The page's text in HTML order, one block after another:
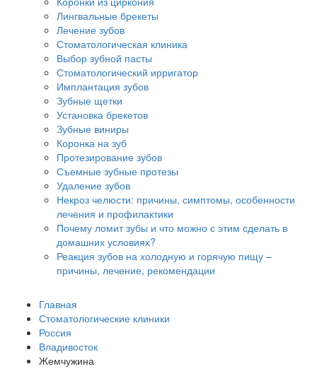
Лингвальные брекеты
Лечение зубов
Стоматологическая клиника
Выбор зубной пасты
Стоматологический ирригатор
Имплантация зубов
Зубные щетки
Установка брекетов
Зубные виниры
Коронка на зуб
Протезирование зубов
Съемные зубные протезы
Удаление зубов
Некроз челюсти: причины, симптомы, особенности
лечения и профилактики
Почему ломит зубы и что можно с этим сделать в
домашних условиях?
Реакция зубов на холодную и горячую пищу –
причины, лечение, рекомендации
Главная
Стоматологические клиники
Россия
Владивосток
Жемчужина